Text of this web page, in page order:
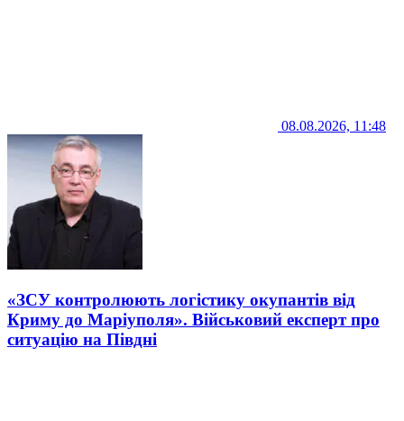
08.08.2026, 11:48
«ЗСУ контролюють логістику окупантів від
Криму до Маріуполя». Військовий експерт про
ситуацію на Півдні